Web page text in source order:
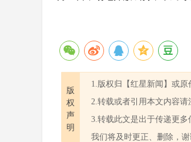
版
权
声
明
1.版权归【红星新闻】或原
2.转载或者引用本文内容请
3.转载此文是出于传递更
我们将及时更正、删除，谢